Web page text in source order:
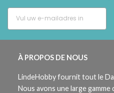
À PROPOS DE NOUS
LindeHobby fournit tout le
Nous avons une large